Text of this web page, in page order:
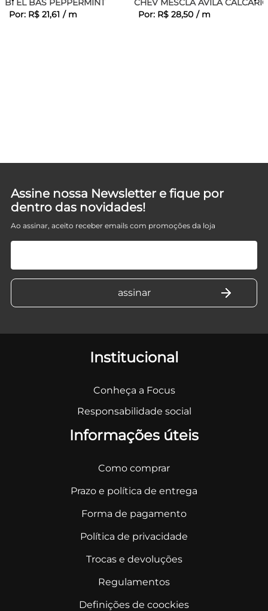
BI EL BAS PEPPERMINT
Por: R$ 21,61 / m
CHEV MESCLA AVILA
Por: R$ 28,50 / m
Assine nossa Newsletter e fique por
dentro das novidades!
Ao assinar, aceito receber emails com promoções da loja
Institucional
Conheça a Focus
Responsabilidade social
Informações úteis
Como comprar
Prazo e política de entrega
Forma de pagamento
Política de privacidade
Trocas e devoluções
Regulamentos
Definições de coockies